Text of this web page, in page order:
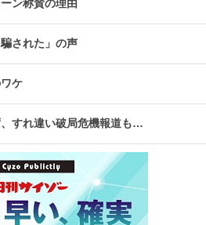
ン称賛の理由
された」の声
ケ
すれ違い破局危機報道も…